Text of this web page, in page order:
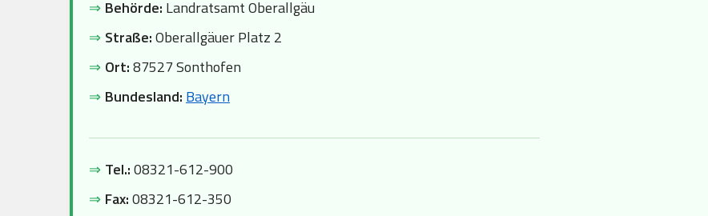
⇒ Behörde: Landratsamt Oberallgäu
⇒ Straße:Oberallgäuer Platz 2
⇒ Ort:87527 Sonthofen
⇒ Bundesland: Bayern
⇒ Tel.:08321-612-900
⇒ Fax:08321-612-350